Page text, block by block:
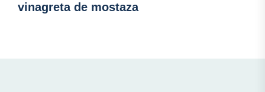
vinagreta de mostaza